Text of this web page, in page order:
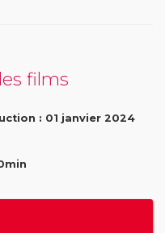
films
: 01 janvier 2024